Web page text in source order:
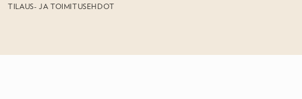
TILAUS- JA TOIMITUSEHDOT